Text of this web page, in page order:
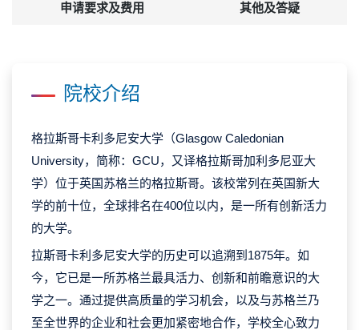
申请要求及费用 其他及答疑
院校介绍
格拉斯哥卡利多尼安大学（Glasgow Caledonian
University，简称：GCU，又译格拉斯哥加利多尼亚大
学）位于英国苏格兰的格拉斯哥。该校常列在英国新大
学的前十位，全球排名在400位以内，是一所有创新活力
的大学。
拉斯哥卡利多尼安大学的历史可以追溯到1875年。如
今，它已是一所苏格兰最具活力、创新和前瞻意识的大
学之一。通过提供高质量的学习机会，以及与苏格兰乃
至全世界的企业和社会更加紧密地合作，学校全心致力